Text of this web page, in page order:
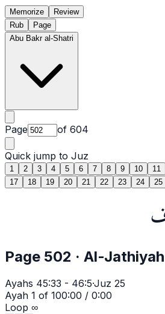
Memorize
Review
Rub
Page
Abu Bakr al-Shatri
Page of 604
Quick jump to Juz
1 2 3 4 5 6 7 8 9 10 11
17
18 19 20 21 22 23 24 25
Page 502 · Al-Jathiyah
Ayahs 45:33 - 46:5·Juz 25
Ayah 1 of 100:00 / 0:00
Loop ∞